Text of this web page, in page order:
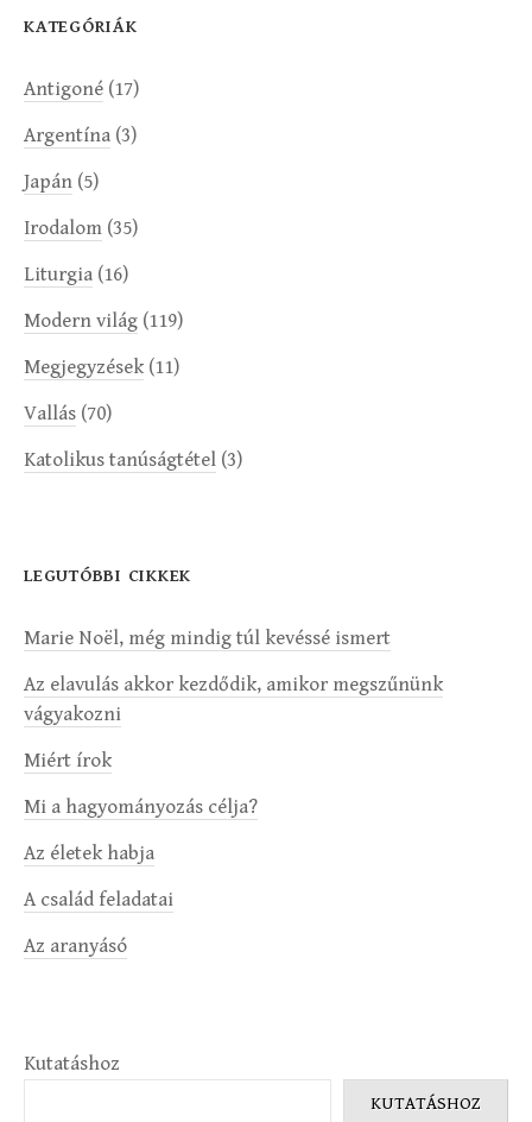
KATEGÓRIÁK
Antigoné (17)
Argentína (3)
Japán (5)
Irodalom (35)
Liturgia (16)
Modern világ (119)
Megjegyzések (11)
Vallás (70)
Katolikus tanúságtétel (3)
LEGUTÓBBI CIKKEK
Marie Noël, még mindig túl kevéssé ismert
Az elavulás akkor kezdődik, amikor megszűnünk
vágyakozni
Miért írok
Mi a hagyományozás célja?
Az életek habja
A család feladatai
Az aranyásó
Kutatáshoz
KUTATÁSHOZ